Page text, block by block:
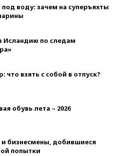
под воду: зачем на суперъяхты
Исландию по следам
взять с собой в отпуск?
обувь лета – 2026
бизнесмены, добившиеся
попытки